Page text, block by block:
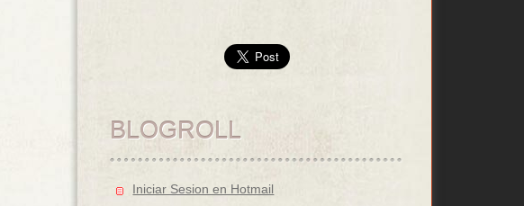
BLOGROLL
Iniciar Sesion en Hotmail